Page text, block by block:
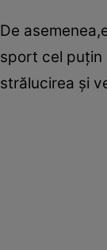
De
sport cel puţin
strălucirea şi